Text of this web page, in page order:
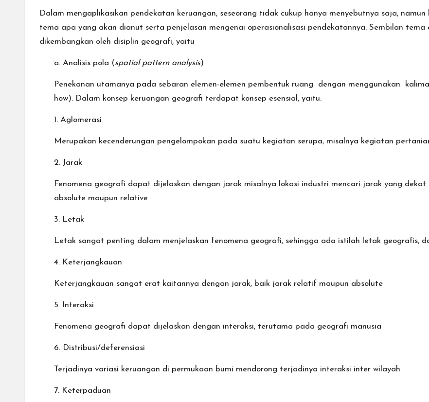
Dalam mengaplikasikan pendekatan keruangan, seseorang tidak cukup hanya menyebutnya saja,
tema apa yang akan dianut serta penjelasan mengenai operasionalisasi pendekatannya. Sembilan
dikembangkan oleh disiplin geografi, yaitu
a. Analisis pola (spatial pattern analysis)
Penekanan utamanya pada sebaran elemen-elemen pembentuk ruang dengan menggunakan
how). Dalam konsep keruangan geografi terdapat konsep esensial, yaitu:
1. Aglomerasi
Merupakan kecenderungan pengelompokan pada suatu kegiatan serupa, misalnya kegiatan
2. Jarak
Fenomena geografi dapat dijelaskan dengan jarak misalnya lokasi industri mencari jarak yang
absolute maupun relative
3. Letak
Letak sangat penting dalam menjelaskan fenomena geografi, sehingga ada istilah letak geografis,
4. Keterjangkauan
Keterjangkauan sangat erat kaitannya dengan jarak, baik jarak relatif maupun absolute
5. Interaksi
Fenomena geografi dapat dijelaskan dengan interaksi, terutama pada geografi manusia
6. Distribusi/deferensiasi
Terjadinya variasi keruangan di permukaan bumi mendorong terjadinya interaksi inter wilayah
7. Keterpaduan